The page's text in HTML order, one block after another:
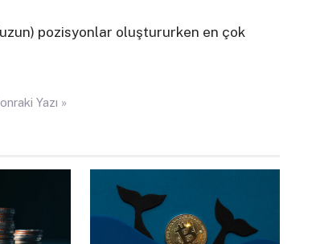
pozisyonlar oluştururken en çok
Yazı »